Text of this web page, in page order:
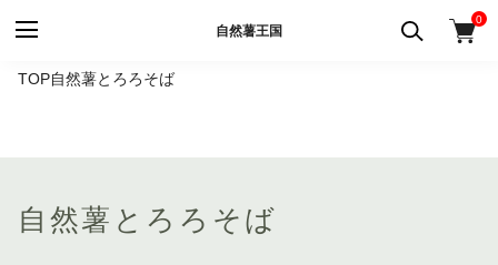
自然薯王国
0
TOP自然薯とろろそば
自然薯とろろそば